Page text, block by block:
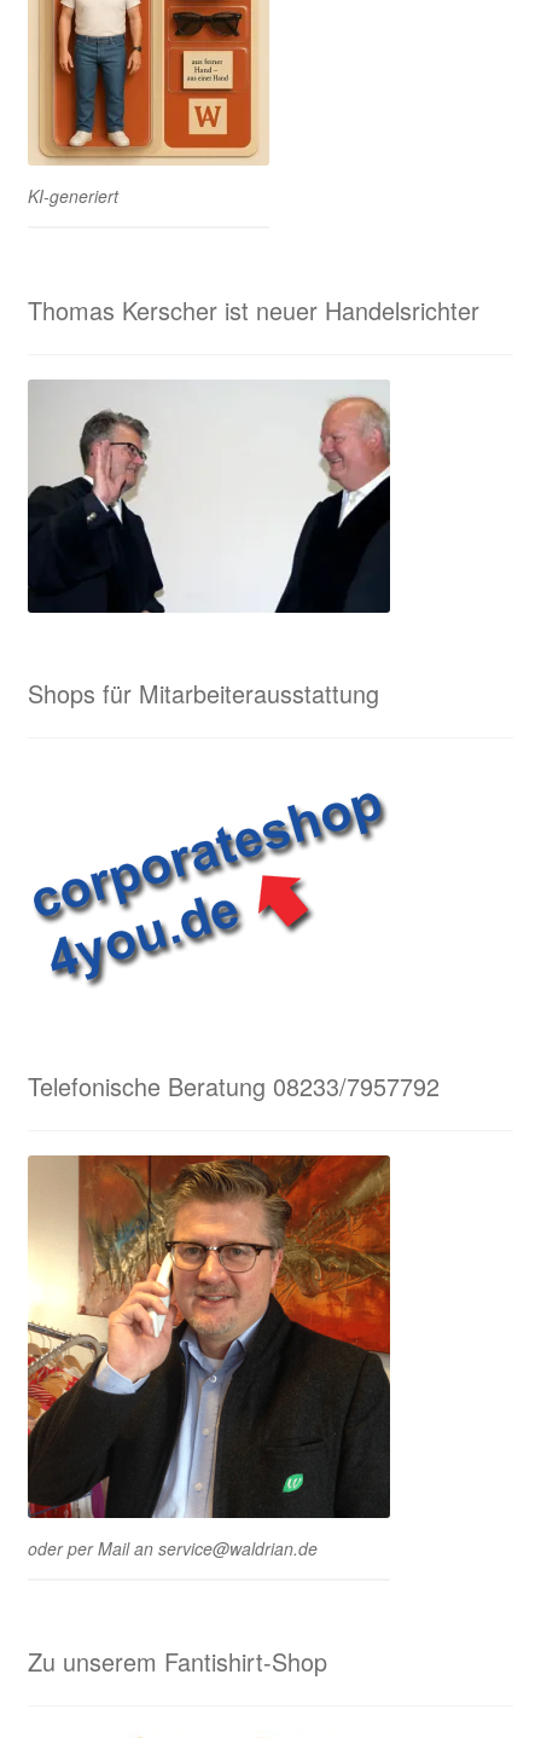
KI-generiert
Thomas Kerscher ist neuer Handelsrichter
Shops für Mitarbeiterausstattung
Telefonische Beratung 08233/7957792
oder per Mail an service@waldrian.de
Zu unserem Fantishirt-Shop